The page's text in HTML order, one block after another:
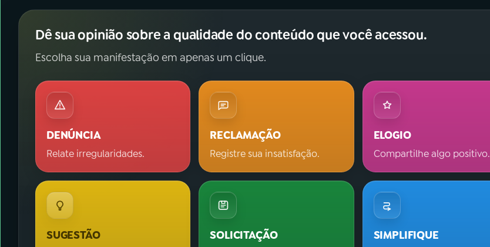
Dê sua opinião sobre a qualidade do conteúdo que você acessou.
Escolha sua manifestação em apenas um clique.
DENÚNCIA
Relate irregularidades.
RECLAMAÇÃO
Registre sua insatisfação.
ELOGIO
Compartilhe algo positivo.
SUGESTÃO SOLICITAÇÃO SIMPLIFIQUE